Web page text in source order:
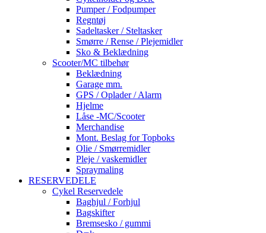
Pumper / Fodpumper
Regntøj
Sadeltasker / Steltasker
Smørre / Rense / Plejemidler
Sko & Beklædning
Scooter/MC tilbehør
Beklædning
Garage mm.
GPS / Oplader / Alarm
Hjelme
Låse -MC/Scooter
Merchandise
Mont. Beslag for Topboks
Olie / Smørremidler
Pleje / vaskemidler
Spraymaling
RESERVEDELE
Cykel Reservedele
Baghjul / Forhjul
Bagskifter
Bremsesko / gummi